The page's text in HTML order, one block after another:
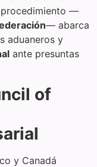
procedimiento —
— abarca
aduaneros y
ante presuntas
of
y Canadá